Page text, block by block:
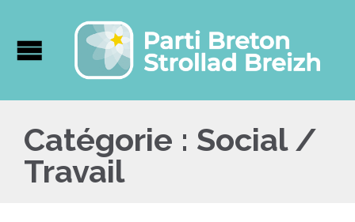
Catégorie : Social /
Travail